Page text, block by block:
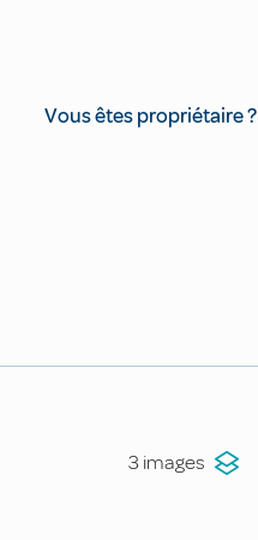
Vous êtes propriétaire ?
3 images